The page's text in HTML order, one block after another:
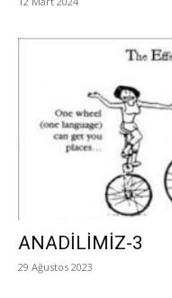
ANADİLİMİZ-3
29 Ağustos 2023